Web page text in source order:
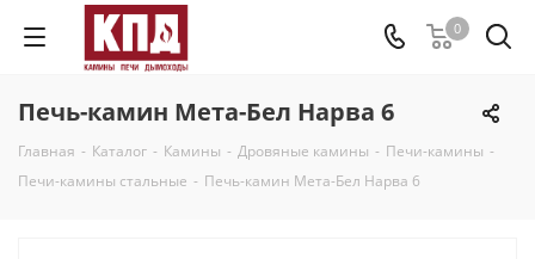
0
Печь-камин Мета-Бел Нарва 6
Главная - Каталог - Камины - Дровяные камины - Печи-камины -
Печи-камины стальные - Печь-камин Мета-Бел Нарва 6